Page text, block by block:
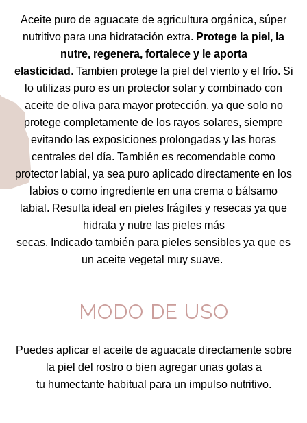
Aceite puro de aguacate de agricultura orgánica, súper
nutritivo para una hidratación extra. Protege la piel, la
nutre, regenera, fortalece y le aporta
elasticidad . Tambien protege la piel del viento y el frío. Si
lo utilizas puro es un protector solar y combinado con
aceite de oliva para mayor protección, ya que solo no
protege completamente de los rayos solares, siempre
evitando las exposiciones prolongadas y las horas
centrales del día. También es recomendable como
protector labial, ya sea puro aplicado directamente en los
labios o como ingrediente en una crema o bálsamo
labial. Resulta ideal en pieles frágiles y resecas ya que
hidrata y nutre las pieles más
secas. Indicado también para pieles sensibles ya que es
un aceite vegetal muy suave.
MODO DE USO
Puedes aplicar el aceite de aguacate directamente sobre
la piel del rostro o bien agregar unas gotas a
tu humectante habitual para un impulso nutritivo.